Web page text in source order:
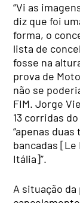
“Vi as
diz que foi
forma, o
lista de
fosse na
prova de
não se
FIM. Jorge
13 corridas
“apenas
bancadas [Le
Itália]”.
A situação da